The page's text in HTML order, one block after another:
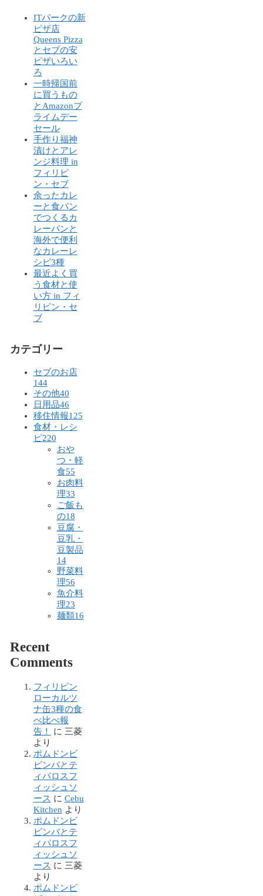
ITパークの新
ピザ店
Queens Pizza
とセブの安
ピザいろい
ろ
一時帰国前
に買うもの
とAmazonプ
ライムデー
セール
手作り福神
漬けとアレ
ンジ料理 in
フィリピ
ン・セブ
余ったカレ
ーと食パン
でつくるカ
レーパンと
海外で便利
なカレーレ
シピ3種
最近よく買
う食材と使
い方 in フィ
リピン・セ
ブ
カテゴリー
セブのお店
144
その他40
日用品46
移住情報125
食材・レシ
ピ220
おや
つ・軽
食55
お肉料
理33
ご飯も
の18
豆腐・
豆乳・
豆製品
14
野菜料
理56
魚介料
理23
麺類16
Recent
Comments
フィリピン
ローカルツ
ナ缶3種の食
べ比べ報
告！
に 三菱
より
ポムドンビ
ビンバとテ
ィパロスフ
ィッシュソ
ース に Cebu
Kitchen より
ポムドンビ
ビンバとテ
ィパロスフ
ィッシュソ
ース に 三菱
より
ポムドンビ